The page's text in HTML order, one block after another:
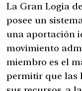
La Gran Logia
posee un
una aportación
movimiento
miembro es el
permitir que las